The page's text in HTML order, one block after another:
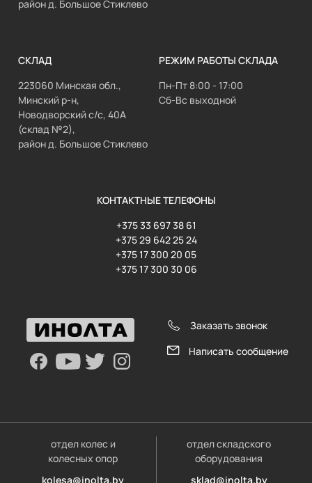
район д. Большое Стиклево
СКЛАД
223060 Минская обл.,
Минский р-н,
Новодворский с/с, 40А
(склад №2),
район д. Большое Стиклево
РЕЖИМ РАБОТЫ СКЛАДА
Пн-Пт 8:00 - 17:00
Сб-Вс выходной
КОНТАКТНЫЕ ТЕЛЕФОНЫ
+375 33 697 38 61
+375 29 642 25 24
+375 17 300 20 05
+375 17 300 30 06
Заказать звонок
Написать сообщение
отдел колес и
колесных опор
kolesa@inolta.by
отдел складского
оборудования
sklad@inolta.by